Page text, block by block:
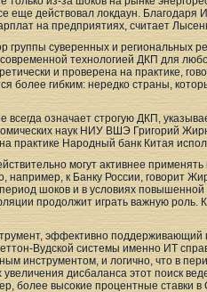
еще действовал локдаун.
на предприятиях, считает
группы суверенных и региональных
технологией ДКП для
и проверена на практике,
более гибким: нередко страны,
означает строгую ДКП,
наук НИУ ВШЭ Григорий
практике Народный банк Китая
могут активнее
например, к Банку России, говорит
шоков и в условиях повышенной
продолжит играть важную
эффективно поддерживающий
Вудской системы именно ИТ
инструментом, и логично, что в
дисбаланса этот поиск
более высокие процентные ставки